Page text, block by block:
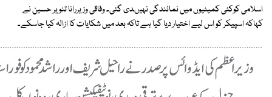
اسلامی کوکئی کمیٹیوں میں نمائندگی نہیںدی گئی۔ وفاقی وزیررانا تنویر حسین نے
کہاکہ اسپیکر کو اس لیے اختیار دیا گیا ہے تاکہ بعد میں شکایات کا ازالہ کیا جاسکے۔